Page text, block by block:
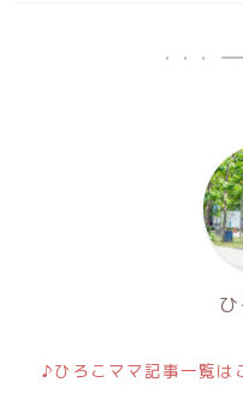
♪ひろこママ記事一覧は